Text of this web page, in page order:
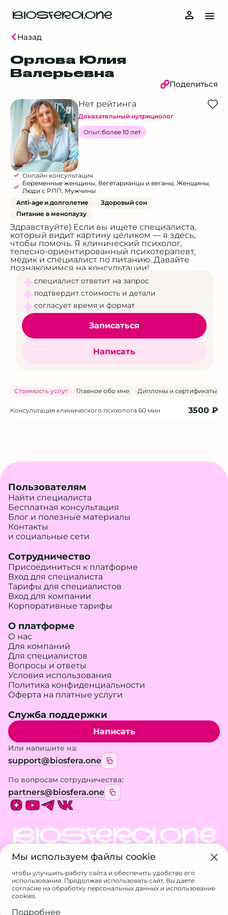
BIOSFERA.ONE
Назад
Орлова Юлия
Валерьевна
Поделиться
Нет рейтинга
Доказательный нутрициолог
Опыт:более 10 лет
Онлайн консультация
Беременные женщины, Вегетарианцы и веганы, Женщины,
Люди с РПП, Мужчины
Anti-age и долголетие
Здоровый сон
Питание в менопаузу
Здравствуйте) Если вы ищете специалиста,
который видит картину целиком — я здесь,
чтобы помочь. Я клинический психолог,
телесно‑ориентированный психотерапевт,
медик и специалист по питанию. Давайте
познакомимся на консультации!
специалист ответит на запрос
подтвердит стоимость и детали
согласует время и формат
Записаться
Написать
Стоимость услуг Главное обо мне Дипломы и сертификаты
Консультация клинического психолога 60 мин 3500 ₽
Пользователям
Найти специалиста
Бесплатная консультация
Блог и полезные материалы
Контакты
и социальные сети
Сотрудничество
Присоединиться к платформе
Вход для специалиста
Тарифы для специалистов
Вход для компании
Корпоративные тарифы
О платформе
О нас
Для компаний
Для специалистов
Вопросы и ответы
Условия использования
Политика конфиденциальности
Оферта на платные услуги
Служба поддержки
Написать
Или напишите на:
support@biosfera.one
По вопросам сотрудничества:
partners@biosfera.one
BIOSFERA.ONE
© 2026 BIOSFERA.ONE. Все права защищены.
только с разрешения владельца
ИП Галанина А.А.
Мы используем файлы cookie
чтобы улучшить работу сайта и обеспечить удобство его
использования. Продолжая использовать сайт, Вы даёте
согласие на обработку персональных данных и использование
cookies.
Подробнее